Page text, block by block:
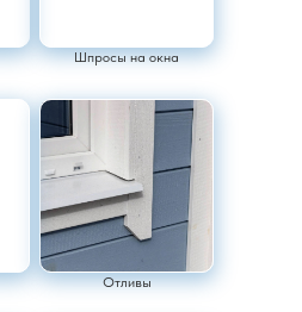
Шпросы на окна
Отливы